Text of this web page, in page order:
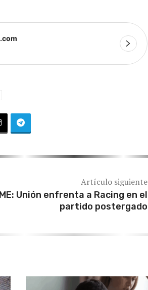
Artículo siguiente
Unión enfrenta a Racing en el
partido postergado